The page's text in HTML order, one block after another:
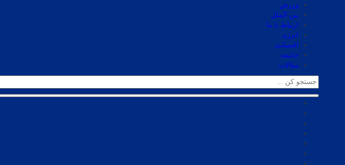
ورزش
بین الملل
ارتباط با ما
انرژی
اقتصادی
جامعه
مقالات